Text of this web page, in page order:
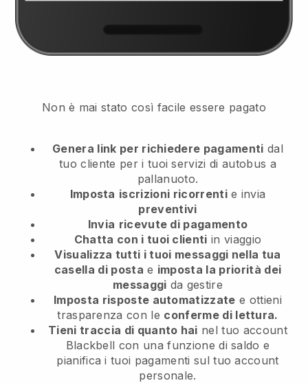
Non è mai stato così facile essere pagato
Genera link per richiedere pagamenti dal
tuo cliente per i tuoi servizi di autobus a
pallanuoto.
Imposta iscrizioni ricorrentie invia
preventivi
Invia ricevute di pagamento
Chatta con i tuoi clienti in viaggio
Visualizza tutti i tuoi messaggi nella tua
casella di posta e imposta la priorità dei
messaggi da gestire
Imposta risposte automatizzate e ottieni
trasparenza con le conferme di lettura.
Tieni traccia di quanto hai nel tuo account
Blackbell con una funzione di saldo e
pianifica i tuoi pagamenti sul tuo account
personale.